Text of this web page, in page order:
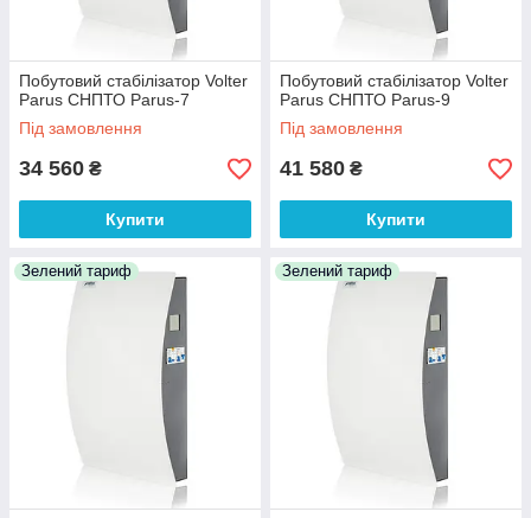
Побутовий стабілізатор Volter
Parus СНПТО Parus-7
Під замовлення
34 560 ₴
Купити
Побутовий стабілізатор Volter
Parus СНПТО Parus-9
Під замовлення
41 580 ₴
Купити
Зелений тариф Зелений тариф